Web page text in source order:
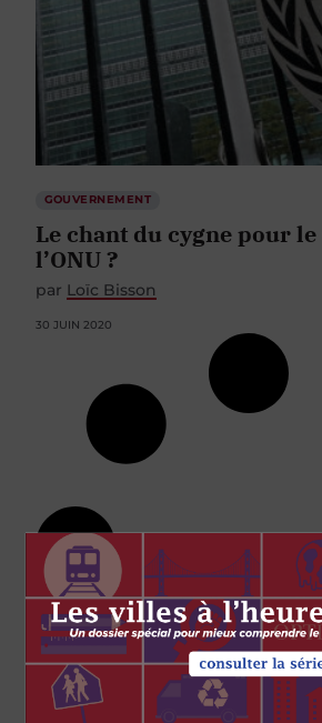
GOUVERNEMENT
Le chant du cygne pour le
l’ONU ?
par Loïc Bisson
30 JUIN 2020